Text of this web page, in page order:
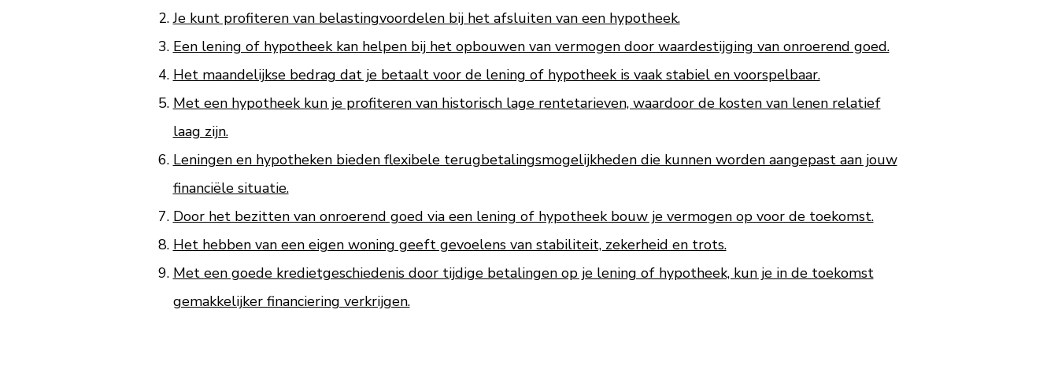
Je kunt profiteren van belastingvoordelen bij het afsluiten van een hypotheek.
Een lening of hypotheek kan helpen bij het opbouwen van vermogen door waardestijging van onroerend goed.
Het maandelijkse bedrag dat je betaalt voor de lening of hypotheek is vaak stabiel en voorspelbaar.
Met een hypotheek kun je profiteren van historisch lage rentetarieven, waardoor de kosten van lenen relatief
laag zijn.
Leningen en hypotheken bieden flexibele terugbetalingsmogelijkheden die kunnen worden aangepast aan jouw
financiële situatie.
Door het bezitten van onroerend goed via een lening of hypotheek bouw je vermogen op voor de toekomst.
Het hebben van een eigen woning geeft gevoelens van stabiliteit, zekerheid en trots.
Met een goede kredietgeschiedenis door tijdige betalingen op je lening of hypotheek, kun je in de toekomst
gemakkelijker financiering verkrijgen.